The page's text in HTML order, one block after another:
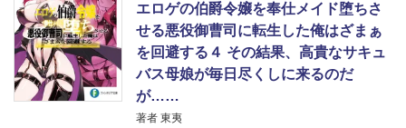
エロゲの伯爵令嬢を奉仕メイド堕ちさ
せる悪役御曹司に転生した俺はざまぁ
を回避する４ その結果、高貴なサキュ
バス母娘が毎日尽くしに来るのだ
が……
著者 東夷